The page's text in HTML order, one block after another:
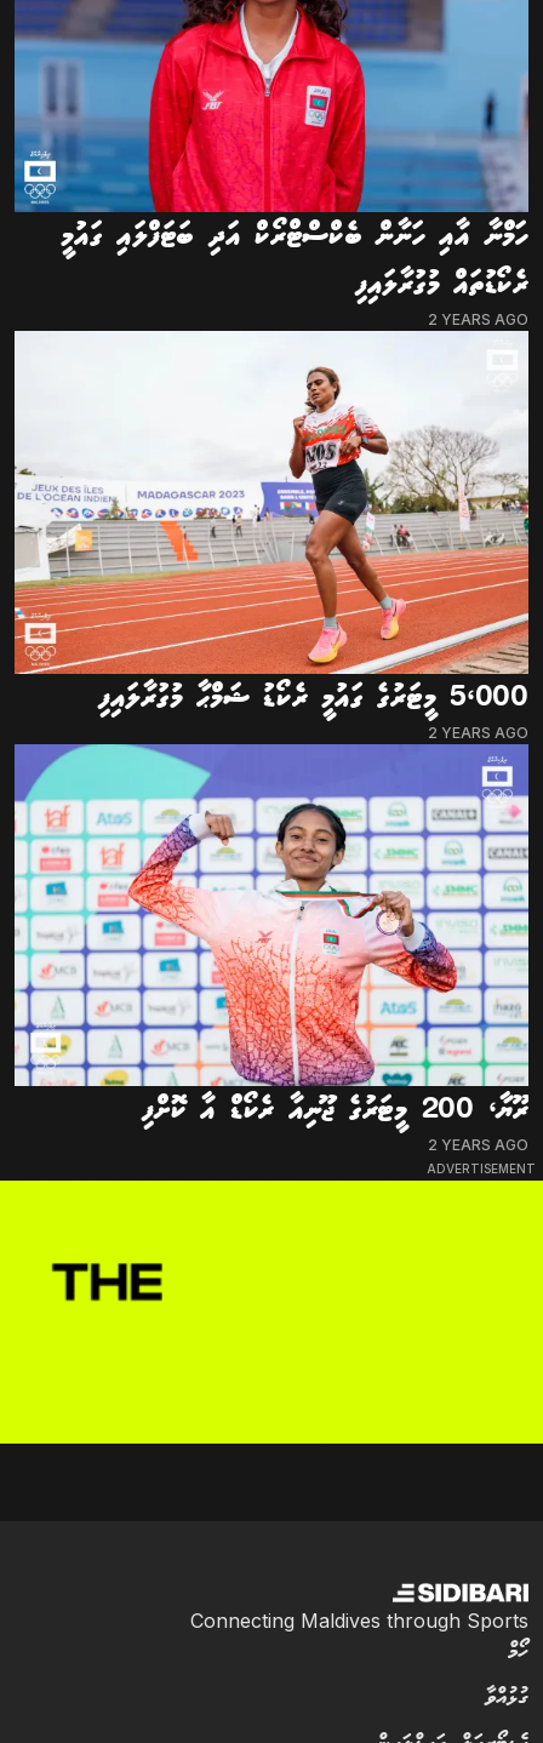
ADVERTISEMENT
ހަމްނާ އާއި ހަނާން ބެކްސްޓްރޯކް އަދި ބަޓަފްލައި ގައުމީ
ރެކޯޑުތައް މުގުރާލައިފި
2 YEARS AGO
5،000 މީޓަރުގެ ގައުމީ ރެކޯޑު ޝަމްޙާ މުގުރާލައިފި
2 YEARS AGO
ރޫޔާ، 200 މީޓަރުގެ ޖޫނިއާ ރެކޯޑް އާ ކޮށްފި
2 YEARS AGO
Connecting Maldives through Sports
ހޯމް
ގުޅުއްވާ